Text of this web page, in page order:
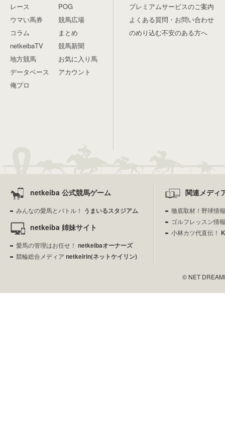
レース
ウマい馬券
コラム
netkeibaTV
地方競馬
データベース
俺プロ
POG
競馬広場
まとめ
競馬新聞
お気に入り馬
アカウント
プレミアムサービスのご案内
よくある質問・お問い合わせ
のめり込む不安のある方へ
netkeiba 公式競馬ゲーム
みんなの愛馬とバトル！ うまいるスタジアム
netkeiba 姉妹サイト
愛馬の管理はお任せ！ netkeibaオーナーズ
競輪総合メディア netkeirin(ネットケイリン)
関連メディ
徹底取材！野球情
ゴルフレッスン情
小林カツ代直伝！
© NET